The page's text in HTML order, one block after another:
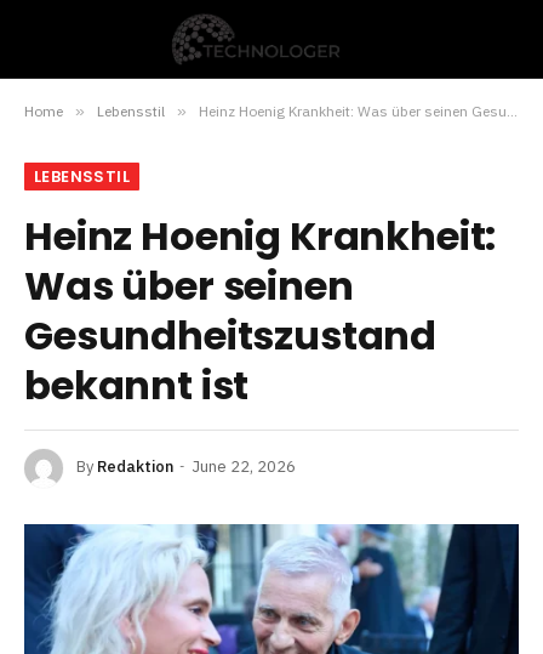
Home » Lebensstil » Heinz Hoenig Krankheit: Was über seinen Gesundheitszustand bekannt ist
LEBENSSTIL
Heinz Hoenig Krankheit:
Was über seinen
Gesundheitszustand
bekannt ist
By Redaktion June 22, 2026